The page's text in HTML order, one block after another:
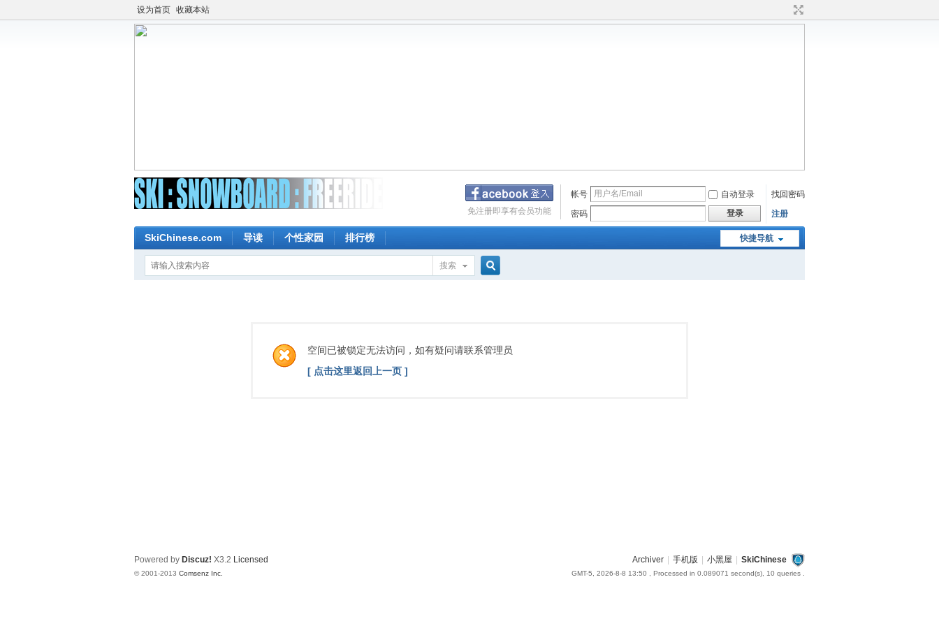
设为首页 收藏本站
帐号 自动登录
找回密码
密码
登录 注册
免注册即享有会员功能
快捷导航
SkiChinese.com 导读 个性家园 排行榜
搜索
索
空间已被锁定无法访问，如有疑问请联系管理员
[ 点击这里返回上一页 ]
Archiver 手机版 小黑屋 SkiChinese
GMT-5, 2026-8-8 13:50 , Processed in 0.089071 second(s), 10 queries .
Powered by Discuz! X3.2 Licensed
© 2001-2013 Comsenz Inc.